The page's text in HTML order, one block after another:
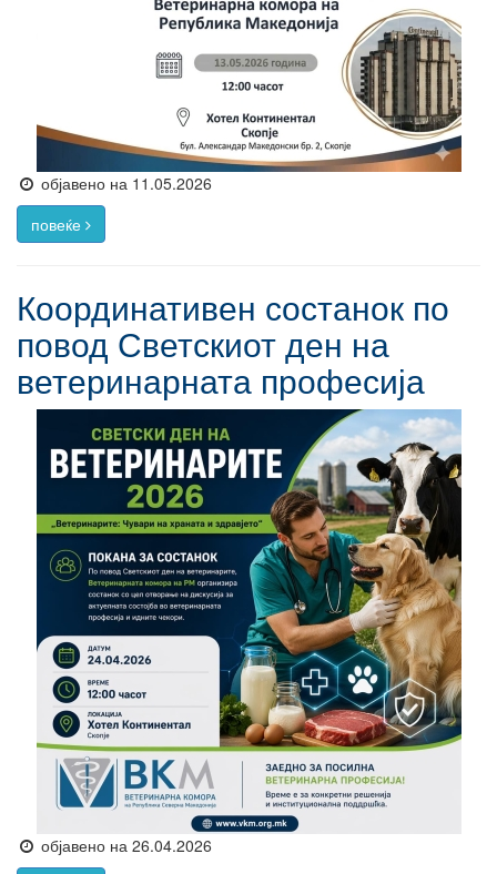
објавено на 11.05.2026
повеќе
Координативен состанок по
повод Светскиот ден на
ветеринарната професија
објавено на 26.04.2026